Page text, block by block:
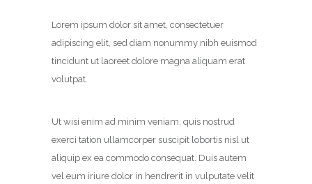
Lorem ipsum dolor sit amet, consectetuer
adipiscing elit, sed diam nonummy nibh euismod
tincidunt ut laoreet dolore magna aliquam erat
volutpat.
Ut wisi enim ad minim veniam, quis nostrud
exerci tation ullamcorper suscipit lobortis nisl ut
aliquip ex ea commodo consequat. Duis autem
vel eum iriure dolor in hendrerit in vulputate velit